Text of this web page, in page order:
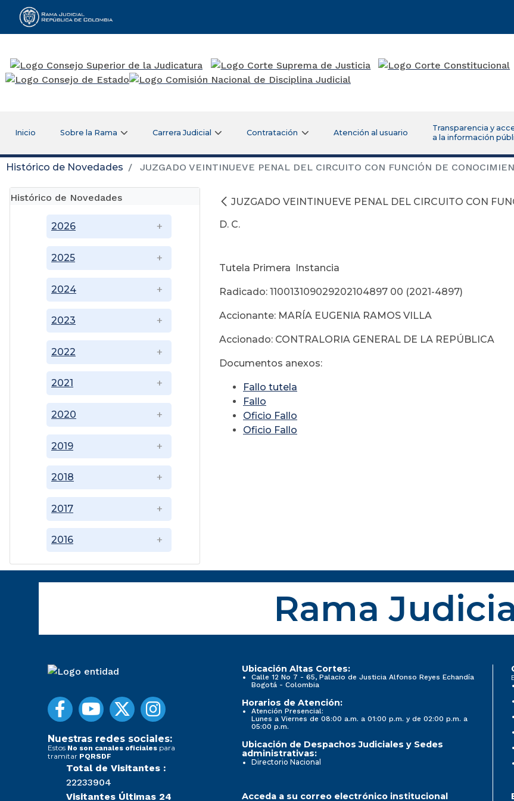
Rama Judicial
Inicio Sobre la Rama Carrera Judicial Contratación Atención al usuario
Transparencia y
a la información
Histórico de Novedades JUZGADO VEINTINUEVE PENAL DEL CIRCUITO CON FUNCIÓN DE
Histórico de Novedades
2016
2017
2018
2019
2020
2021
2022
2023
2024
2025
2026
JUZGADO VEINTINUEVE PENAL DEL CIRCUITO CON
D. C.
Octubre 11
Tutela Primera Instancia
Radicado: 110013109029202104897 00 (2021-4897)
Accionante: MARÍA EUGENIA RAMOS VILLA
Accionado: CONTRALORIA GENERAL DE LA REPÚBLICA
Documentos anexos:
Fallo tutela
Fallo
Oficio Fallo
Oficio Fallo
Rama
Nuestras redes sociales:
Estos No son canales oficiales para
tramitar PQRSDF
Total de Visitantes :
22233904
Visitantes Últimas 24
Ubicación Altas Cortes:
Calle 12 No 7 - 65, Palacio de Justicia Alfonso Reyes Echandía
Bogotá - Colombia
Horarios de Atención:
Atención Presencial:
Lunes a Viernes de 08:00 a.m. a 01:00 p.m. y de 02:00 p.m. a
05:00 p.m.
Ubicación de Despachos Judiciales y Sedes
administrativas:
Directorio Nacional
Acceda a su correo electrónico institucional